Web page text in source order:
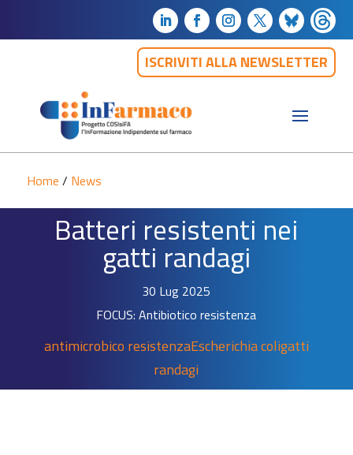
ISCRIVITI ALLA NEWSLETTER
Home / News
Batteri resistenti nei
gatti randagi
30 Lug 2025
FOCUS: Antibiotico resistenza
antimicrobico resistenzaEscherichia coligatti
randagi